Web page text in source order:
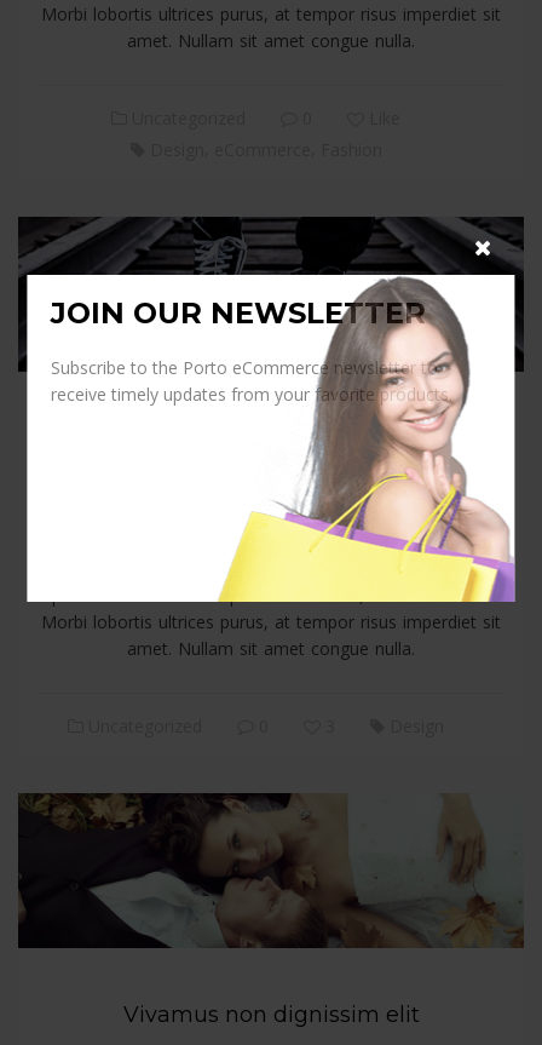
Morbi lobortis ultrices purus, at tempor risus imperdiet sit
amet. Nullam sit amet congue nulla.
Suspendisse id volutpat
In commodo dolor vitae sem vulputate pellentesque.
Aliquam sit amet mattis mi. Proin sed nulla mi. Curabitur
commodo lectus sit amet leo dignissim, id tempus nisl
pellentesque. Interdum et malesuada fames ac ante ipsum
primis in faucibus. Ut quis euismod est, in mattis tellus.
Morbi lobortis ultrices purus, at tempor risus imperdiet sit
amet. Nullam sit amet congue nulla.
Vivamus non dignissim elit
JOIN OUR NEWSLETTER
Subscribe to the Porto eCommerce newsletter to
receive timely updates from your favorite products.